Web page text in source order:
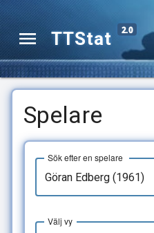
TTStat 2.0
Spelare
Sök efter en spelare
Välj vy